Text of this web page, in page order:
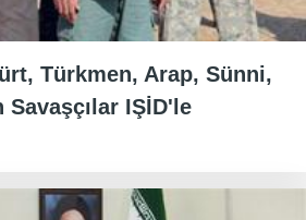
Türkmen, Arap, Sünni,
Savaşçılar IŞİD'le